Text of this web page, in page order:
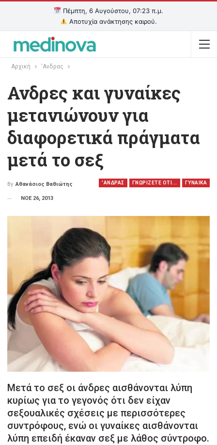
Πέμπτη, 6 Αυγούστου, 07:24 π.μ.
Αποτυχία ανάκτησης καιρού.
Αρχική 'Ανδρας
Ανδρες και γυναίκες
μετανιώνουν για
διαφορετικά πράγματα
μετά το σεξ
'ΑΝΔΡΑΣ ΓΝΩΡΙΖΕΤΕ ΟΤΙ... ΓΥΝΑΙΚΑ
By Αθανάσιος Βαθιώτης
ΝΟΕ 26, 2013
Μετά το σεξ οι άνδρες αισθάνονται λύπη
κυρίως για το γεγονός ότι δεν είχαν
σεξουαλικές σχέσεις με περισσότερες
συντρόφους, ενώ οι γυναίκες αισθάνονται
λύπη επειδή έκαναν σεξ με λάθος σύντροφο.